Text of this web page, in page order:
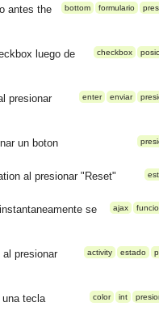
bottom formulario
antes the
checkbox
luego de
enter enviar
presionar
un boton
al presionar "Reset"
ajax
se
activity estado
presionar
color int
una tecla